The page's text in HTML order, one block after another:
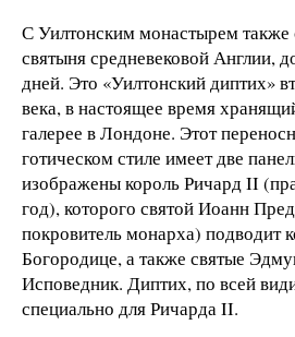
С Уилтонским монастырем также
святыня средневековой Англии,
дней. Это «Уилтонский диптих»
века, в настоящее время
галерее в Лондоне. Этот
готическом стиле имеет две
изображены король Ричард II
год), которого святой Иоанн
покровитель монарха) подводит
Богородице, а также святые
Исповедник. Диптих, по всей
специально для Ричарда II.